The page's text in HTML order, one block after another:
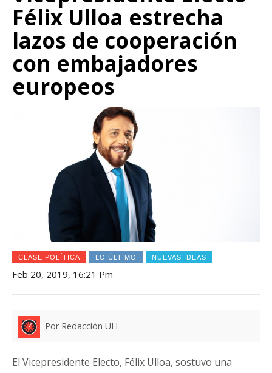
Félix Ulloa estrecha
lazos de cooperación
con embajadores
europeos
CLASE POLÍTICA LO ÚLTIMO NUEVAS IDEAS
Feb 20, 2019, 16:21 Pm
Por Redacción UH
El Vicepresidente Electo, Félix Ulloa, sostuvo una